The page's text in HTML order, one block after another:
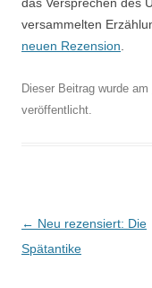
versammelten
neuen Rezension
Dieser Beitrag wurde am
veröffentlicht.
Beitragsnavigation
← Neu rezensiert: Die
Spätantike